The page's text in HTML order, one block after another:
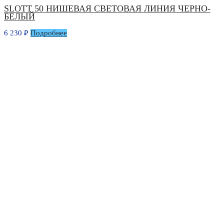
SLOTT 50 НИШЕВАЯ СВЕТОВАЯ ЛИНИЯ ЧЕРНО-
БЕЛЫЙ
6 230 ₽ Подробнее